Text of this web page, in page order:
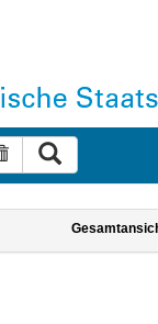
Suche zurücksetzen